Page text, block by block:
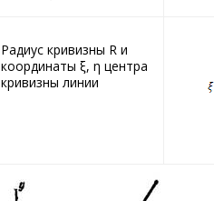
Радиус кривизны R и
координаты ξ, η центра
кривизны линии